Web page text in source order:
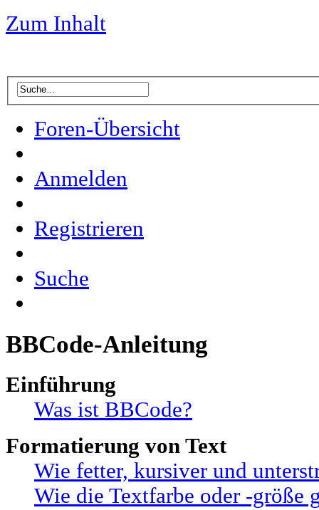
Zum Inhalt
Foren-Übersicht
Anmelden
Registrieren
Suche
BBCode-Anleitung
Einführung
Was ist BBCode?
Formatierung von Text
Wie fetter, kursiver und
Wie die Textfarbe oder -größe